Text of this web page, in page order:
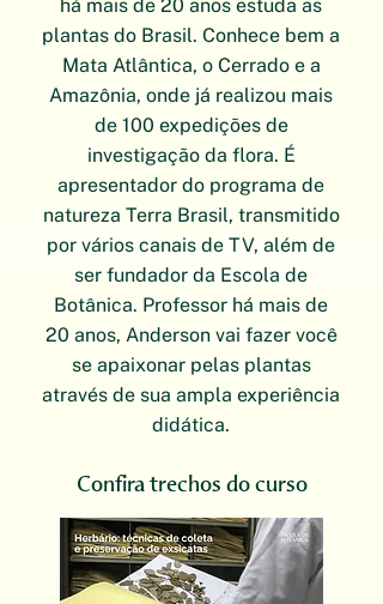
há mais de 20 anos estuda as
plantas do Brasil. Conhece bem a
Mata Atlântica, o Cerrado e a
Amazônia, onde já realizou mais
de 100 expedições de
investigação da flora. É
apresentador do programa de
natureza Terra Brasil, transmitido
por vários canais de TV, além de
ser fundador da Escola de
Botânica. Professor há mais de
20 anos, Anderson vai fazer você
se apaixonar pelas plantas
através de sua ampla experiência
didática.
Confira trechos do curso